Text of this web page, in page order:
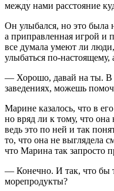
между нами расстояние
Он улыбался, но это была
а приправленная игрой и
все думала умеют ли
улыбаться по-настоящему,
— Хорошо, давай на ты. В
заведениях, можешь
Марине казалось, что в
но вряд ли к тому, что она
ведь это по ней и так
то, что она не выглядела
что Марина так запросто
— Конечно. И так, что бы
морепродукты?